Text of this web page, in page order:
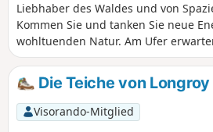
Liebhaber des Waldes und von
Kommen Sie und tanken Sie neue
wohltuenden Natur. Am Ufer
Die Teiche von
Visorando-Mitglied